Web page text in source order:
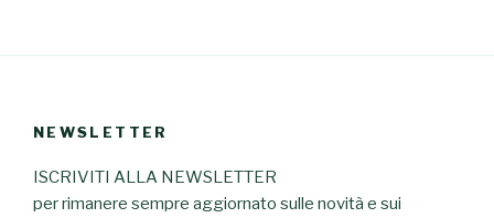
NEWSLETTER
ISCRIVITI ALLA NEWSLETTER
per rimanere sempre aggiornato sulle novità e sui